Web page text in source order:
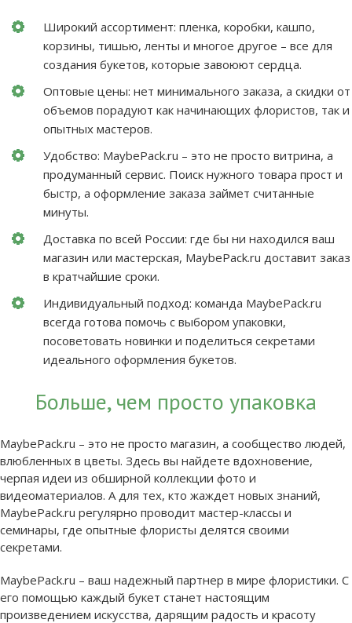
Широкий ассортимент: пленка, коробки, кашпо,
корзины, тишью, ленты и многое другое – все для
создания букетов, которые завоюют сердца.
Оптовые цены: нет минимального заказа, а скидки от
объемов порадуют как начинающих флористов, так и
опытных мастеров.
Удобство: MaybePack.ru – это не просто витрина, а
продуманный сервис. Поиск нужного товара прост и
быстр, а оформление заказа займет считанные
минуты.
Доставка по всей России: где бы ни находился ваш
магазин или мастерская, MaybePack.ru доставит заказ
в кратчайшие сроки.
Индивидуальный подход: команда MaybePack.ru
всегда готова помочь с выбором упаковки,
посоветовать новинки и поделиться секретами
идеального оформления букетов.
Больше, чем просто упаковка
MaybePack.ru – это не просто магазин, а сообщество людей,
влюбленных в цветы. Здесь вы найдете вдохновение,
черпая идеи из обширной коллекции фото и
видеоматериалов. А для тех, кто жаждет новых знаний,
MaybePack.ru регулярно проводит мастер-классы и
семинары, где опытные флористы делятся своими
секретами.
MaybePack.ru – ваш надежный партнер в мире флористики. С
его помощью каждый букет станет настоящим
произведением искусства, дарящим радость и красоту